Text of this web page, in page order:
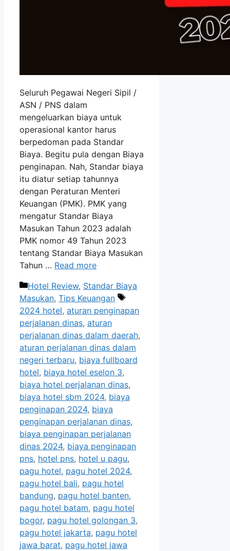
Seluruh Pegawai Negeri Sipil /
ASN / PNS dalam
mengeluarkan biaya untuk
operasional kantor harus
berpedoman pada Standar
Biaya. Begitu pula dengan Biaya
penginapan. Nah, Standar biaya
itu diatur setiap tahunnya
dengan Peraturan Menteri
Keuangan (PMK). PMK yang
mengatur Standar Biaya
Masukan Tahun 2023 adalah
PMK nomor 49 Tahun 2023
tentang Standar Biaya Masukan
Tahun … Read more
Categories
Hotel Review, Standar Biaya
Masukan, Tips Keuangan
Tags
2024 hotel, aturan penginapan
perjalanan dinas, aturan
perjalanan dinas dalam daerah,
aturan perjalanan dinas dalam
negeri terbaru, biaya fullboard
hotel, biaya hotel eselon 3,
biaya hotel perjalanan dinas,
biaya hotel sbm 2024, biaya
penginapan 2024, biaya
penginapan perjalanan dinas,
biaya penginapan perjalanan
dinas 2024, biaya penginapan
pns, hotel pns, hotel u pagu,
pagu hotel, pagu hotel 2024,
pagu hotel bali, pagu hotel
bandung, pagu hotel banten,
pagu hotel batam, pagu hotel
bogor, pagu hotel golongan 3,
pagu hotel jakarta, pagu hotel
jawa barat, pagu hotel jawa